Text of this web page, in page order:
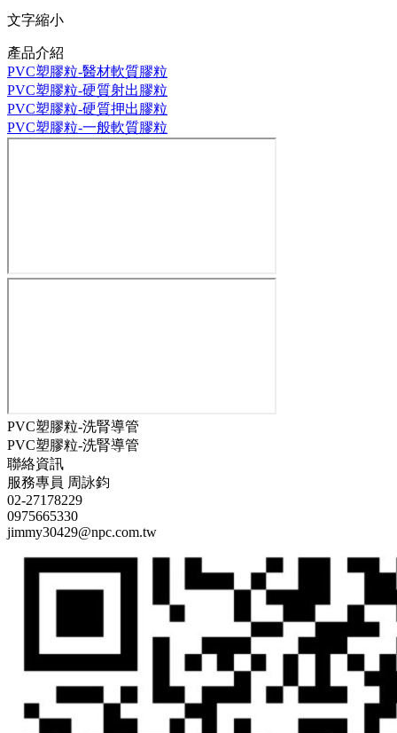
文字縮小
產品介紹
PVC塑膠粒-醫材軟質膠粒
PVC塑膠粒-硬質射出膠粒
PVC塑膠粒-硬質押出膠粒
PVC塑膠粒-一般軟質膠粒
PVC塑膠粒-洗腎導管
PVC塑膠粒-洗腎導管
聯絡資訊
服務專員 周詠鈞
02-27178229
0975665330
jimmy30429@npc.com.tw